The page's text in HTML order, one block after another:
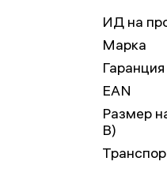
ИД на
Марка
Гаранция
EAN
Размер
В)